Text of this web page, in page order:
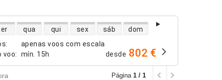
:
apenas voos com escala
voo: mín. 15h
de voos diretos
qua qui sex sáb dom
desde 802 €
Página 1 / 1